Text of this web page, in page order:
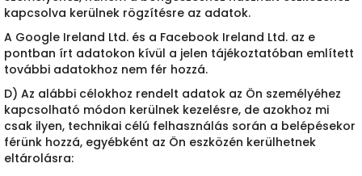
kapcsolva kerülnek rögzítésre az adatok.
A Google Ireland Ltd. és a Facebook Ireland Ltd. az e
pontban írt adatokon kívül a jelen tájékoztatóban említett
további adatokhoz nem fér hozzá.
D) Az alábbi célokhoz rendelt adatok az Ön személyéhez
kapcsolható módon kerülnek kezelésre, de azokhoz mi
csak ilyen, technikai célú felhasználás során a belépésekor
férünk hozzá, egyébként az Ön eszközén kerülhetnek
eltárolásra: